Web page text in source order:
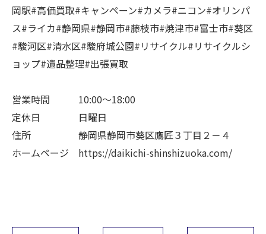
岡駅#高価買取#キャンペーン#カメラ#ニコン#オリンパ
ス#ライカ#静岡県#静岡市#藤枝市#焼津市#富士市#葵区
#駿河区#清水区#駿府城公園#リサイクル#リサイクルシ
ョップ#遺品整理#出張買取
営業時間 10:00～18:00
定休日 日曜日
住所 静岡県静岡市葵区鷹匠３丁目２－４
ホームページ https://daikichi-shinshizuoka.com/